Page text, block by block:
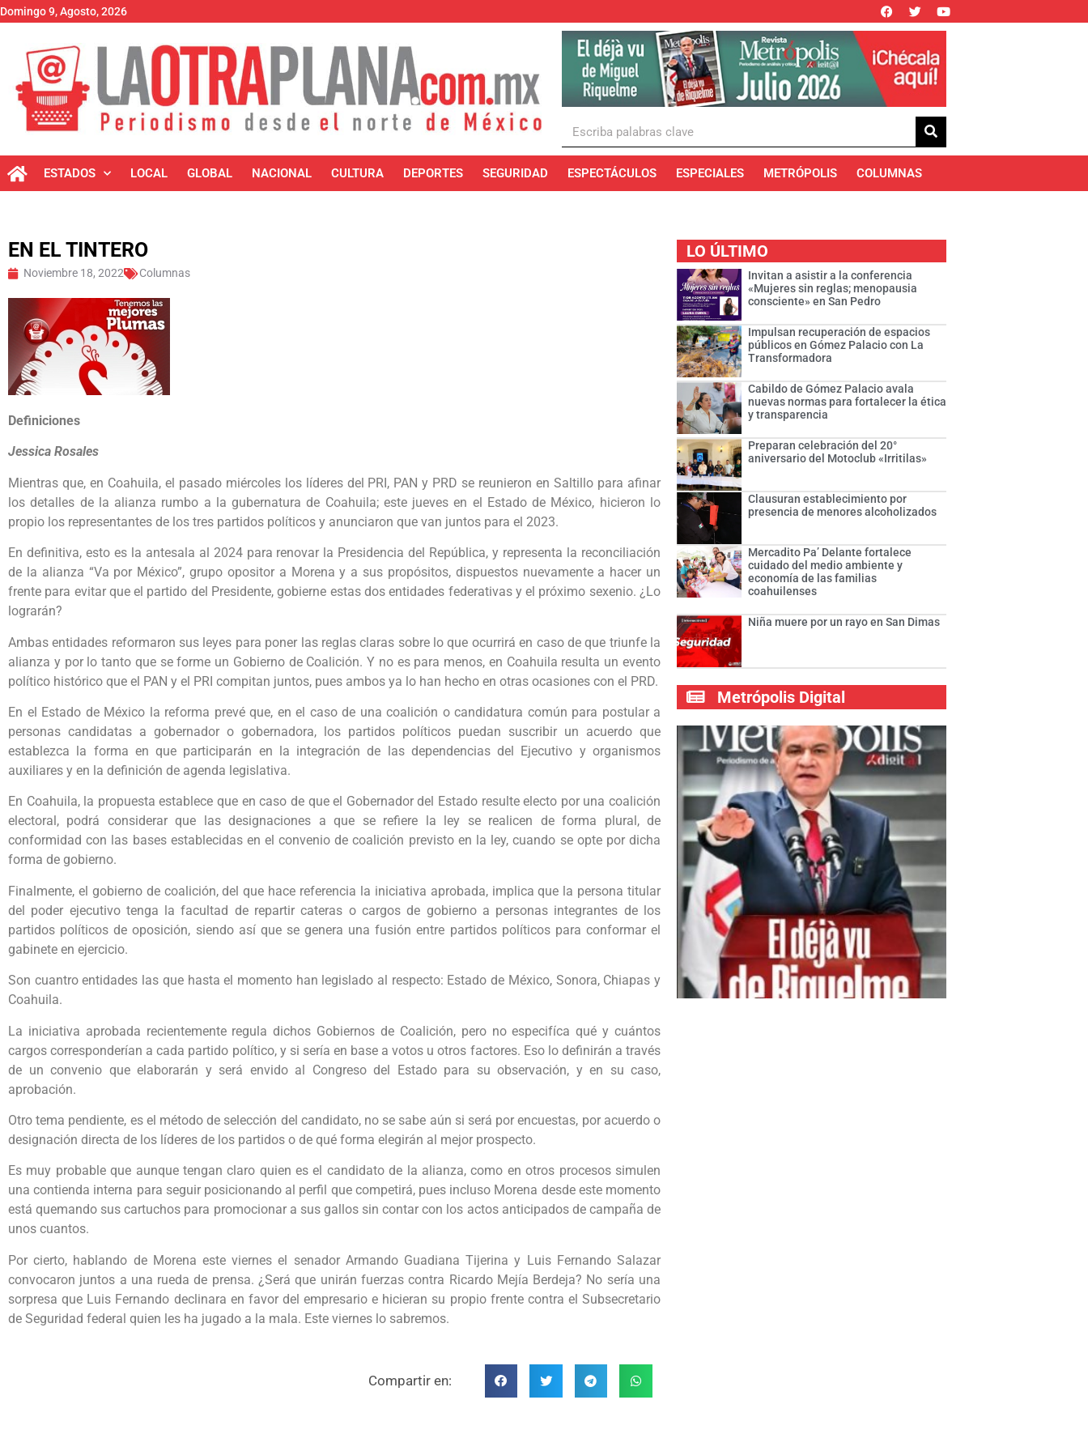
Domingo 9, Agosto, 2026
ESTADOS LOCAL GLOBAL NACIONAL CULTURA DEPORTES SEGURIDAD ESPECTÁCULOS ESPECIALES METRÓPOLIS COLUMNAS
EN EL TINTERO
Noviembre 18, 2022 Columnas
Definiciones
Jessica Rosales
Mientras que, en Coahuila, el pasado miércoles los líderes del PRI, PAN y PRD se reunieron en Saltillo para afinar
los detalles de la alianza rumbo a la gubernatura de Coahuila; este jueves en el Estado de México, hicieron lo
propio los representantes de los tres partidos políticos y anunciaron que van juntos para el 2023.
En definitiva, esto es la antesala al 2024 para renovar la Presidencia del República, y representa la reconciliación
de la alianza “Va por México”, grupo opositor a Morena y a sus propósitos, dispuestos nuevamente a hacer un
frente para evitar que el partido del Presidente, gobierne estas dos entidades federativas y el próximo sexenio. ¿Lo
lograrán?
Ambas entidades reformaron sus leyes para poner las reglas claras sobre lo que ocurrirá en caso de que triunfe la
alianza y por lo tanto que se forme un Gobierno de Coalición. Y no es para menos, en Coahuila resulta un evento
político histórico que el PAN y el PRI compitan juntos, pues ambos ya lo han hecho en otras ocasiones con el PRD.
En el Estado de México la reforma prevé que, en el caso de una coalición o candidatura común para postular a
personas candidatas a gobernador o gobernadora, los partidos políticos puedan suscribir un acuerdo que
establezca la forma en que participarán en la integración de las dependencias del Ejecutivo y organismos
auxiliares y en la definición de agenda legislativa.
En Coahuila, la propuesta establece que en caso de que el Gobernador del Estado resulte electo por una coalición
electoral, podrá considerar que las designaciones a que se refiere la ley se realicen de forma plural, de
conformidad con las bases establecidas en el convenio de coalición previsto en la ley, cuando se opte por dicha
forma de gobierno.
Finalmente, el gobierno de coalición, del que hace referencia la iniciativa aprobada, implica que la persona titular
del poder ejecutivo tenga la facultad de repartir cateras o cargos de gobierno a personas integrantes de los
partidos políticos de oposición, siendo así que se genera una fusión entre partidos políticos para conformar el
gabinete en ejercicio.
Son cuantro entidades las que hasta el momento han legislado al respecto: Estado de México, Sonora, Chiapas y
Coahuila.
La iniciativa aprobada recientemente regula dichos Gobiernos de Coalición, pero no especifíca qué y cuántos
cargos corresponderían a cada partido político, y si sería en base a votos u otros factores. Eso lo definirán a través
de un convenio que elaborarán y será envido al Congreso del Estado para su observación, y en su caso,
aprobación.
Otro tema pendiente, es el método de selección del candidato, no se sabe aún si será por encuestas, por acuerdo o
designación directa de los líderes de los partidos o de qué forma elegirán al mejor prospecto.
Es muy probable que aunque tengan claro quien es el candidato de la alianza, como en otros procesos simulen
una contienda interna para seguir posicionando al perfil que competirá, pues incluso Morena desde este momento
está quemando sus cartuchos para promocionar a sus gallos sin contar con los actos anticipados de campaña de
unos cuantos.
Por cierto, hablando de Morena este viernes el senador Armando Guadiana Tijerina y Luis Fernando Salazar
convocaron juntos a una rueda de prensa. ¿Será que unirán fuerzas contra Ricardo Mejía Berdeja? No sería una
sorpresa que Luis Fernando declinara en favor del empresario e hicieran su propio frente contra el Subsecretario
de Seguridad federal quien les ha jugado a la mala. Este viernes lo sabremos.
Compartir en:
LO ÚLTIMO
Invitan a asistir a la conferencia
«Mujeres sin reglas; menopausia
consciente» en San Pedro
Impulsan recuperación de espacios
públicos en Gómez Palacio con La
Transformadora
Cabildo de Gómez Palacio avala
nuevas normas para fortalecer la ética
y transparencia
Preparan celebración del 20°
aniversario del Motoclub «Irritilas»
Clausuran establecimiento por
presencia de menores alcoholizados
Mercadito Pa’ Delante fortalece
cuidado del medio ambiente y
economía de las familias
coahuilenses
Niña muere por un rayo en San Dimas
Metrópolis Digital